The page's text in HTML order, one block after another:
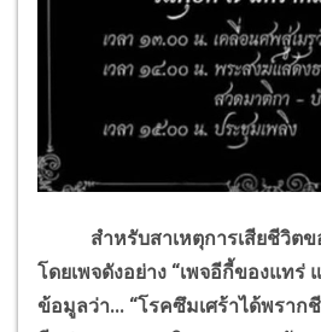
สำหรับสาเหตุการเสียชีวิตขอ
โดยเพจดังอย่าง “เพจอีกี้ของแทร่
ข้อมูลว่า... “โรคซึมเศร้าได้พราก